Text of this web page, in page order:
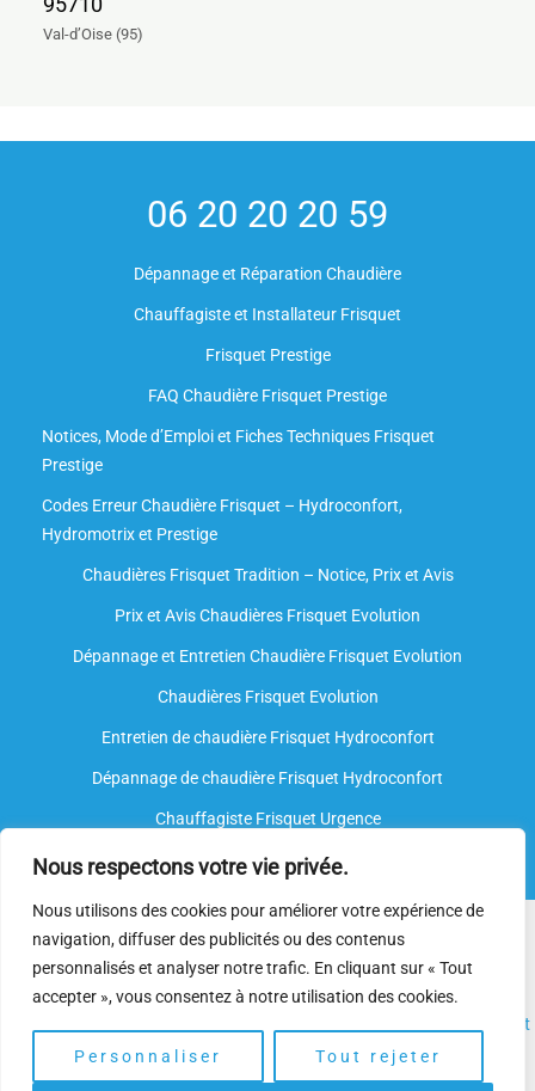
Nous respectons votre vie privée.
Nous utilisons des cookies pour améliorer votre expérience de
navigation, diffuser des publicités ou des contenus
personnalisés et analyser notre trafic. En cliquant sur « Tout
accepter », vous consentez à notre utilisation des cookies.
Personnaliser Tout rejeter
Val-d’Oise (95)
06 20 20 20 59
Dépannage et Réparation Chaudière
Chauffagiste et Installateur Frisquet
Frisquet Prestige
FAQ Chaudière Frisquet Prestige
Notices, Mode d’Emploi et Fiches Techniques Frisquet
Prestige
Codes Erreur Chaudière Frisquet – Hydroconfort,
Hydromotrix et Prestige
Chaudières Frisquet Tradition – Notice, Prix et Avis
Prix et Avis Chaudières Frisquet Evolution
Dépannage et Entretien Chaudière Frisquet Evolution​
Chaudières Frisquet Evolution
Entretien de chaudière Frisquet Hydroconfort
Dépannage de chaudière Frisquet Hydroconfort
Chauffagiste Frisquet Urgence
Nous intervenons sur toutes les marques de chauffe-eau, mais
nous ne sommespas agréés par le fabricant. Nosplombiers
spécialisésdisposent néanmoins de l’expertise et des
et
le
dépannage.